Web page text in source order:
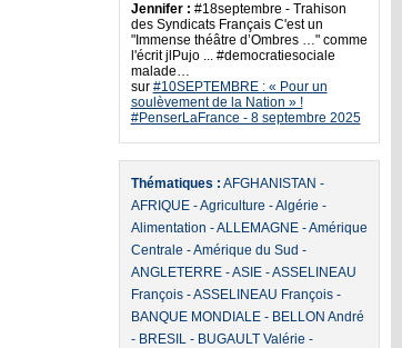
Jennifer : #18septembre - Trahison
des Syndicats Français C'est un
"Immense théâtre d’Ombres …" comme
l'écrit jlPujo ... #democratiesociale
malade…
sur #10SEPTEMBRE : « Pour un
soulèvement de la Nation » !
#PenserLaFrance - 8 septembre 2025
Thématiques : AFGHANISTAN -
AFRIQUE-Agriculture -Algérie -
Alimentation -ALLEMAGNE-Amérique
Centrale -Amérique du Sud -
ANGLETERRE-ASIE-ASSELINEAU
François-ASSELINEAU François-
BANQUE MONDIALE- BELLON André
- BRESIL- BUGAULT Valérie -